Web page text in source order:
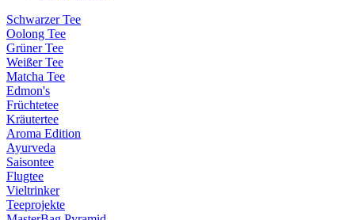
Schwarzer Tee
Oolong Tee
Grüner Tee
Weißer Tee
Matcha Tee
Edmon's
Früchtetee
Kräutertee
Aroma Edition
Ayurveda
Saisontee
Flugtee
Vieltrinker
Teeprojekte